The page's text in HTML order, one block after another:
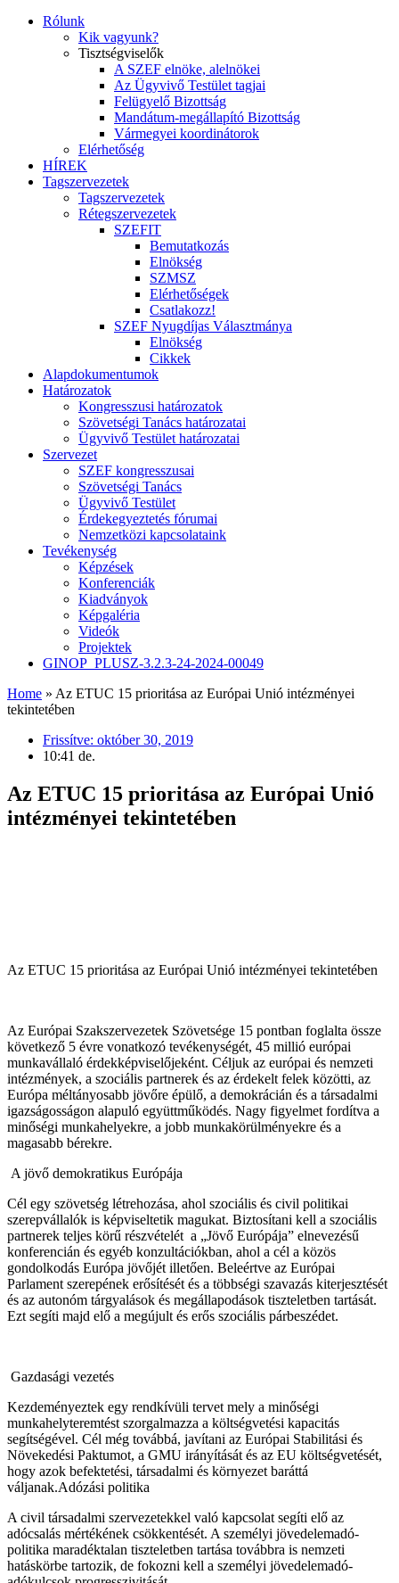
Rólunk
Kik vagyunk?
Tisztségviselők
A SZEF elnöke, alelnökei
Az Ügyvivő Testület tagjai
Felügyelő Bizottság
Mandátum-megállapító Bizottság
Vármegyei koordinátorok
Elérhetőség
HÍREK
Tagszervezetek
Tagszervezetek
Rétegszervezetek
SZEFIT
Bemutatkozás
Elnökség
SZMSZ
Elérhetőségek
Csatlakozz!
SZEF Nyugdíjas Választmánya
Elnökség
Cikkek
Alapdokumentumok
Határozatok
Kongresszusi határozatok
Szövetségi Tanács határozatai
Ügyvivő Testület határozatai
Szervezet
SZEF kongresszusai
Szövetségi Tanács
Ügyvivő Testület
Érdekegyeztetés fórumai
Nemzetközi kapcsolataink
Tevékenység
Képzések
Konferenciák
Kiadványok
Képgaléria
Videók
Projektek
GINOP_PLUSZ-3.2.3-24-2024-00049
Home » Az ETUC 15 prioritása az Európai Unió intézményei
tekintetében
Frissítve: október 30, 2019
10:41 de.
Az ETUC 15 prioritása az Európai Unió
intézményei tekintetében
Az ETUC 15 prioritása az Európai Unió intézményei tekintetében
Az Európai Szakszervezetek Szövetsége 15 pontban foglalta össze
következő 5 évre vonatkozó tevékenységét, 45 millió európai
munkavállaló érdekképviselőjeként. Céljuk az európai és nemzeti
intézmények, a szociális partnerek és az érdekelt felek közötti, az
Európa méltányosabb jövőre épülő, a demokrácián és a társadalmi
igazságosságon alapuló együttműködés. Nagy figyelmet fordítva a
minőségi munkahelyekre, a jobb munkakörülményekre és a
magasabb bérekre.
A jövő demokratikus Európája
Cél egy szövetség létrehozása, ahol szociális és civil politikai
szerepvállalók is képviseltetik magukat. Biztosítani kell a szociális
partnerek teljes körű részvételét a „Jövő Európája” elnevezésű
konferencián és egyéb konzultációkban, ahol a cél a közös
gondolkodás Európa jövőjét illetően. Beleértve az Európai
Parlament szerepének erősítését és a többségi szavazás kiterjesztését
és az autonóm tárgyalások és megállapodások tiszteletben tartását.
Ezt segíti majd elő a megújult és erős szociális párbeszédet.
Gazdasági vezetés
Kezdeményeztek egy rendkívüli tervet mely a minőségi
munkahelyteremtést szorgalmazza a költségvetési kapacitás
segítségével. Cél még továbbá, javítani az Európai Stabilitási és
Növekedési Paktumot, a GMU irányítását és az EU költségvetését,
hogy azok befektetési, társadalmi és környezet baráttá
váljanak.Adózási politika
A civil társadalmi szervezetekkel való kapcsolat segíti elő az
adócsalás mértékének csökkentését. A személyi jövedelemadó-
politika maradéktalan tiszteletben tartása továbbra is nemzeti
hatáskörbe tartozik, de fokozni kell a személyi jövedelemadó-